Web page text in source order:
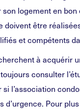
logement en bon
doivent être
et compétents
à acquérir
consulter
l’association
d’urgence. Pour